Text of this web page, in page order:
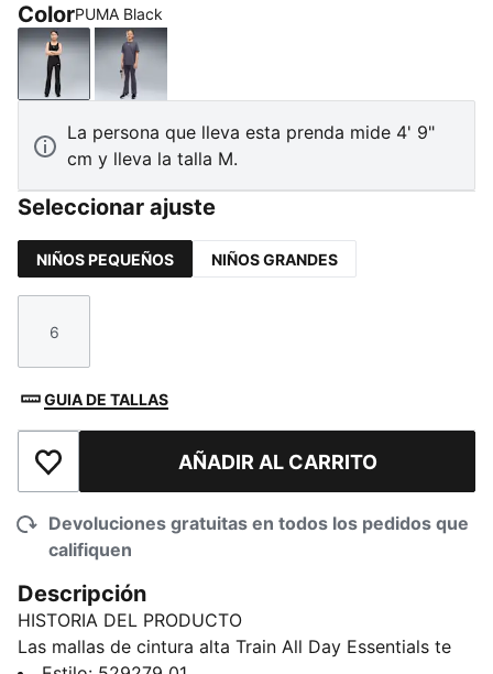
ColorPUMA Black
PUMA BlackInky Depths
La persona que lleva esta prenda mide 4' 9"
cm y lleva la talla M.
Seleccionar ajuste
NIÑOS PEQUEÑOS NIÑOS GRANDES
Talla
6
GUIA DE TALLAS
Añadir a la lista de deseosAÑADIR AL CARRITO
Devoluciones gratuitas en todos los pedidos que
califiquen
Descripción
HISTORIA DEL PRODUCTO
Las mallas de cintura alta Train All Day Essentials te